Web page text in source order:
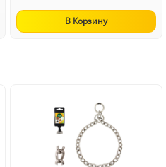
В Корзину